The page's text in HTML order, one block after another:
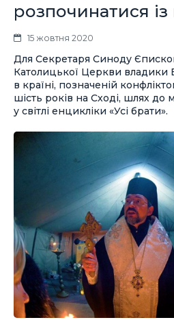
розпочинатися
15 жовтня 2020
Для Секретаря Синоду
Католицької Церкви владики
в країні, позначеній
шість років на Сході, шлях до
у світлі енцикліки «Усі брати».